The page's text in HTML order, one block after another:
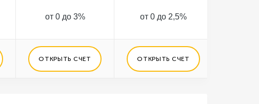
от 0 до 3% от 0 до 2,5%
ОТКРЫТЬ СЧЕТ ОТКРЫТЬ СЧЕТ